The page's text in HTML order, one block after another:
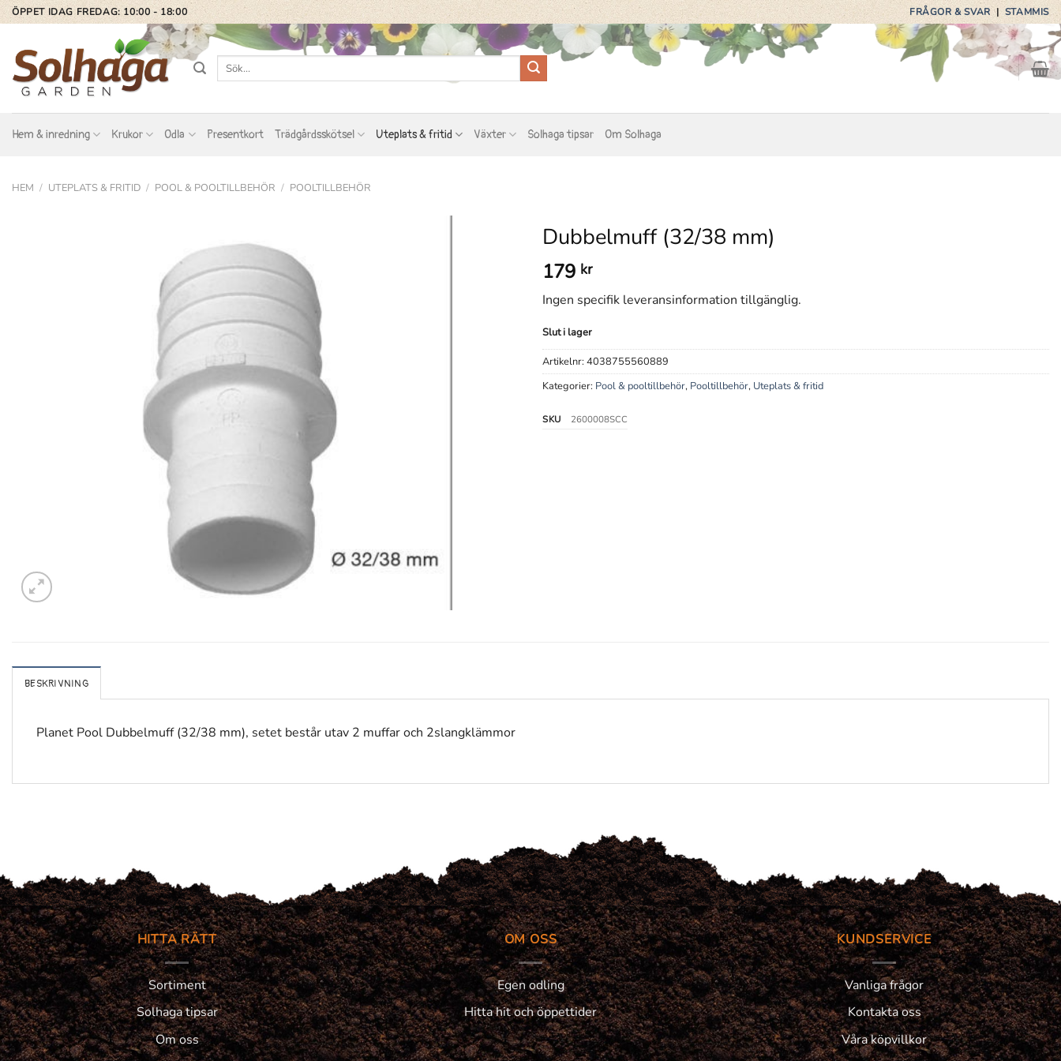
Skip
to
content
ÖPPET IDAG FREDAG: 10:00 - 18:00 FRÅGOR & SVAR|STAMMIS
Sök
Hem & inredning Krukor Odla Presentkort Trädgårdsskötsel Uteplats & fritid Växter Solhaga tipsar Om Solhaga
HEM / UTEPLATS & FRITID / POOL & POOLTILLBEHÖR / POOLTILLBEHÖR
Dubbelmuff (32/38 mm)
179 kr
Ingen specifik leveransinformation tillgänglig.
Slut i lager
Artikelnr: 4038755560889
Kategorier: Pool & pooltillbehör, Pooltillbehör, Uteplats & fritid
SKU 2600008SCC
BESKRIVNING
Planet Pool Dubbelmuff (32/38 mm), setet består utav 2 muffar och 2slangklämmor
HITTA RÄTT
Sortiment
Solhaga tipsar
Om oss
OM OSS
Egen odling
Hitta hit och öppettider
KUNDSERVICE
Vanliga frågor
Kontakta oss
Våra köpvillkor